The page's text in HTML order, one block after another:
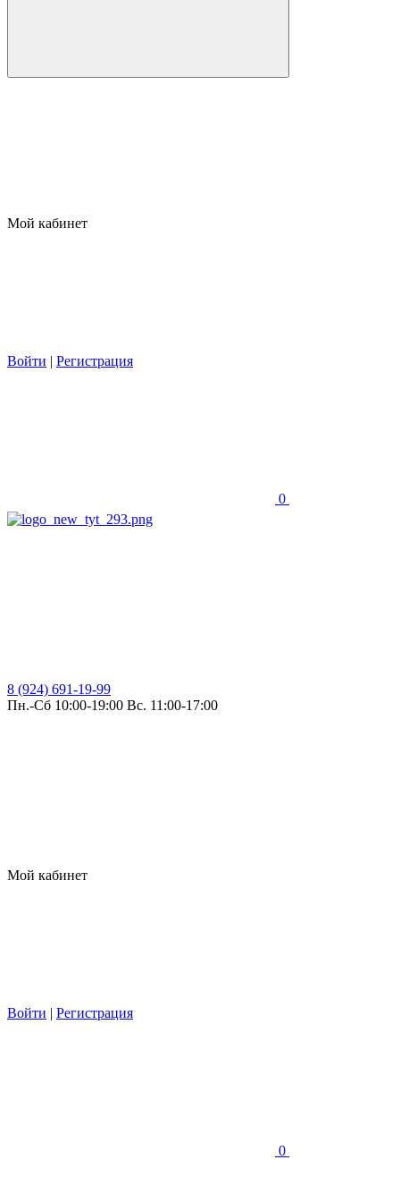
Мой кабинет
Войти | Регистрация
0
8 (924) 691-19-99
Пн.-Сб 10:00-19:00 Вс. 11:00-17:00
Мой кабинет
Войти | Регистрация
0